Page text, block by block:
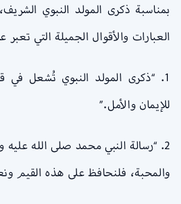
بمناسبة ذكرى المولد النبوي
العبارات والأقوال الجميلة التي تعبر
1. “ذكرى المولد النبوي تُشعل في
للإيمان والأمل.”
2. “رسالة النبي محمد صلى الله
والمحبة، فلنحافظ على هذه القيم